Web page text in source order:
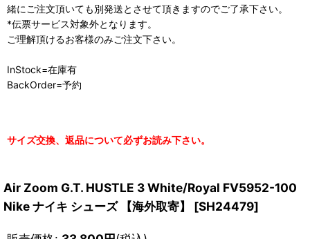
緒にご注文頂いても別発送とさせて頂きますのでご了承下さい。
*伝票サービス対象外となります。
ご理解頂けるお客様のみご注文下さい。
InStock=在庫有
BackOrder=予約
サイズ交換、返品について必ずお読み下さい。
Air Zoom G.T. HUSTLE 3 White/Royal FV5952-100
Nike ナイキ シューズ 【海外取寄】
[SH24479]